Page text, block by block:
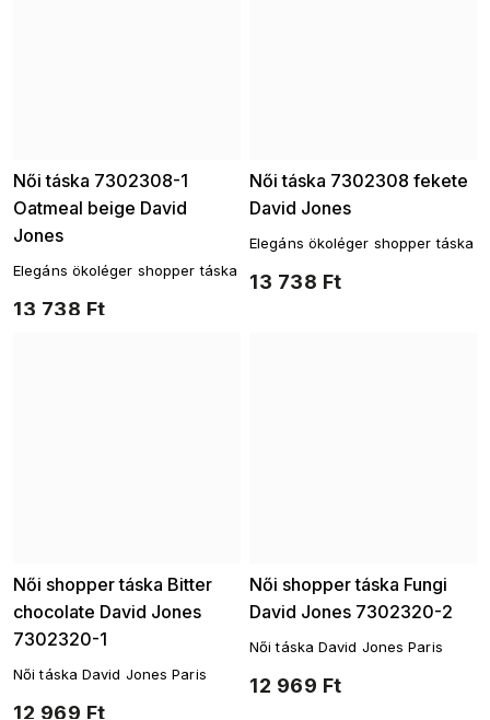
Női táska 7302308-1
Oatmeal beige David
Jones
13 738 Ft
Elegáns ökoléger shopper táska
Női táska 7302308 fekete
David Jones
13 738 Ft
Elegáns ökoléger shopper táska
Női shopper táska Bitter
chocolate David Jones
7302320-1
12 969 Ft
Női táska David Jones Paris
Női shopper táska Fungi
David Jones 7302320-2
12 969 Ft
Női táska David Jones Paris